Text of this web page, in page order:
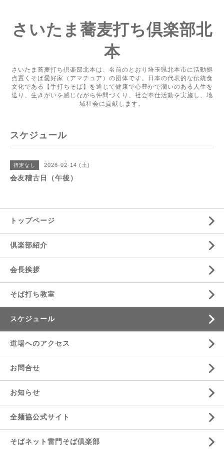
さいたま蕎麦打ち倶楽部北
本
さいたま蕎麦打ち倶楽部北本は、名前のとおり埼玉県北本市に活動拠
点置くそば愛好家（アマチュア）の団体です。日本の代表的な伝統食
文化である【手打ちそば】を通じて健康で心豊かで潤いのある人生を
送り、生きがいを感じながら仲間づくり、社会奉仕活動を実施し、地
域社会に貢献します。
スケジュール
指定なし 2026-02-14 (土)
会友稽古日（午後）
トップページ
倶楽部紹介
会長挨拶
そば打ち教室
スケジュール
道場へのアクセス
お問合せ
お知らせ
全麺協公式サイト
そばネット雷門そば倶楽部